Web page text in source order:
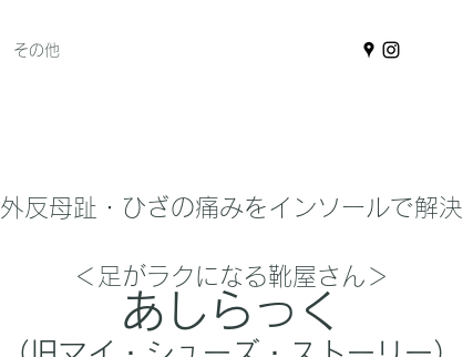
その他
​外反母趾・ひざの痛みをインソールで解決
＜足がラクになる靴屋さん＞
あしらっく